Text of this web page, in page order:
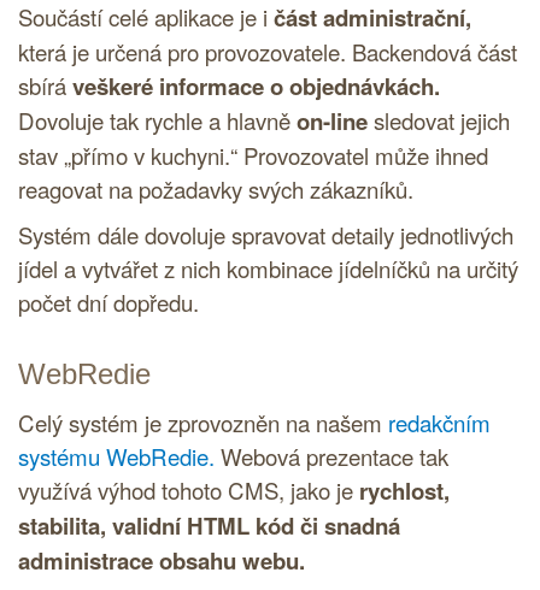
Součástí celé aplikace je i část administrační,
která je určená pro provozovatele. Backendová část
sbíráveškeré informace o objednávkách.
Dovoluje tak rychle a hlavněon-linesledovat jejich
stav „přímo v kuchyni.“ Provozovatel může ihned
reagovat na požadavky svých zákazníků.
Systém dále dovoluje spravovat detaily jednotlivých
jídel a vytvářet z nich kombinace jídelníčků na určitý
počet dní dopředu.
WebRedie
Celý systém je zprovozněn na našem redakčním
systému WebRedie. Webová prezentace tak
využívá výhod tohoto CMS, jako je rychlost,
stabilita, validníHTML kód či snadná
administrace obsahu webu.